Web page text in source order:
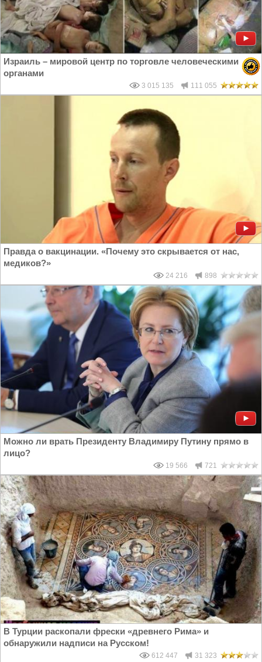
Израиль – мировой центр по торговле человеческими
органами
3 015 135 111 055
Правда о вакцинации. «Почему это скрывается от нас,
медиков?»
24 216 898
Можно ли врать Президенту Владимиру Путину прямо в
лицо?
19 566 721
В Турции раскопали фрески «древнего Рима» и
обнаружили надписи на Русском!
612 447 31 323